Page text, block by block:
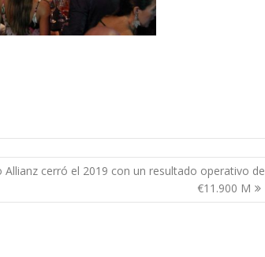
Allianz cerró el 2019 con un resultado operativo de
€11.900 M